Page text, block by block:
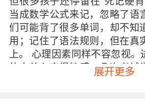
当成数学公式来记，忽略了语
们可能背了很多单词，却不知
用；记住了语法规则，但在真
上。 心理因素同样不容忽视。
的自尊心变得敏感。几次考试
“我不行”的固定思维，认为自
展开更多